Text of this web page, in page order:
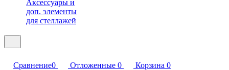
Аксессуары и
доп. элементы
для стеллажей
Сравнение0 Отложенные 0 Корзина 0